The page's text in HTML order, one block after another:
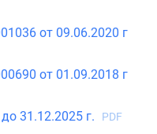
от 09.06.2020 г
от 01.09.2018 г
31.12.2025 г.
PDF